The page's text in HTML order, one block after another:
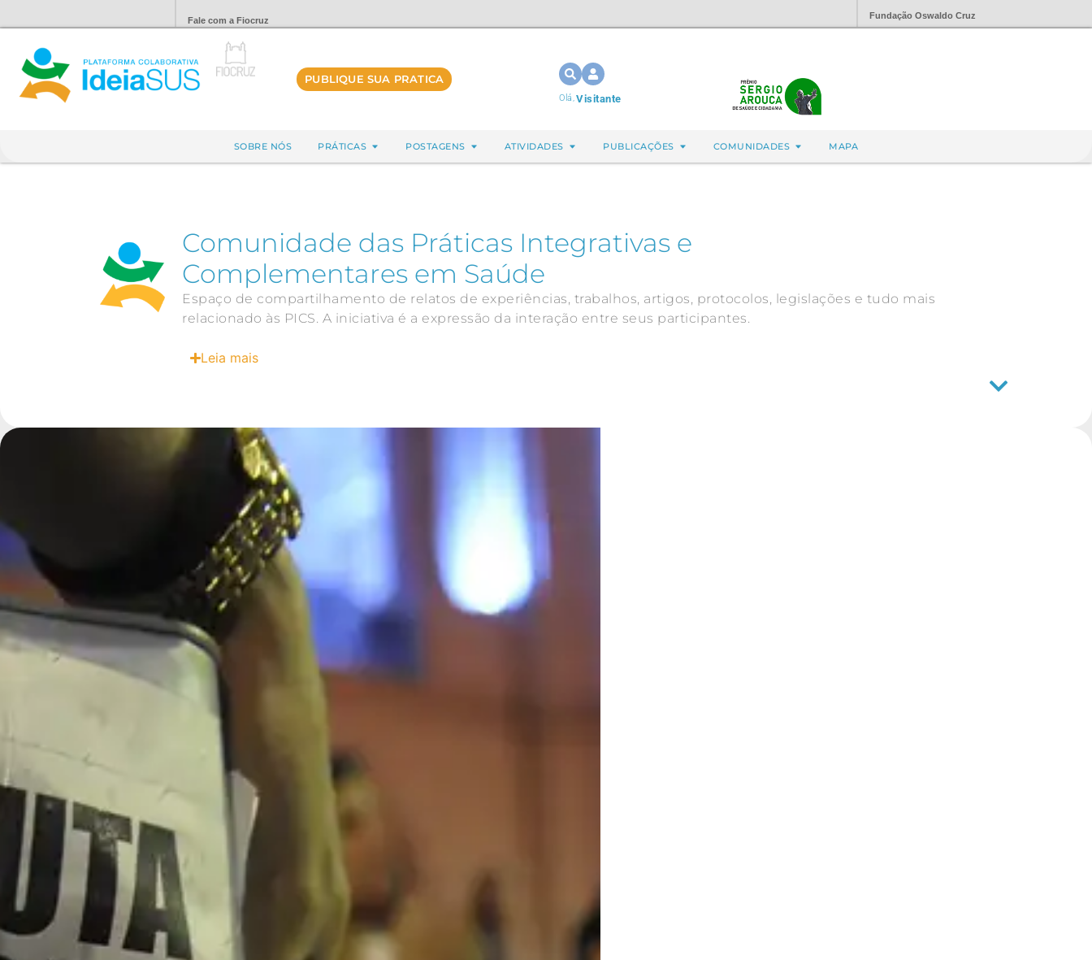
Fale com a Fiocruz Fundação Oswaldo Cruz
PUBLIQUE SUA PRATICA
Olá,Visitante
SOBRE NÓS PRÁTICAS POSTAGENS ATIVIDADES PUBLICAÇÕES COMUNIDADES MAPA
Comunidade das Práticas Integrativas e
Complementares em Saúde
Espaço de compartilhamento de relatos de experiências, trabalhos, artigos, protocolos, legislações e tudo mais
relacionado às PICS. A iniciativa é a expressão da interação entre seus participantes.
Leia mais